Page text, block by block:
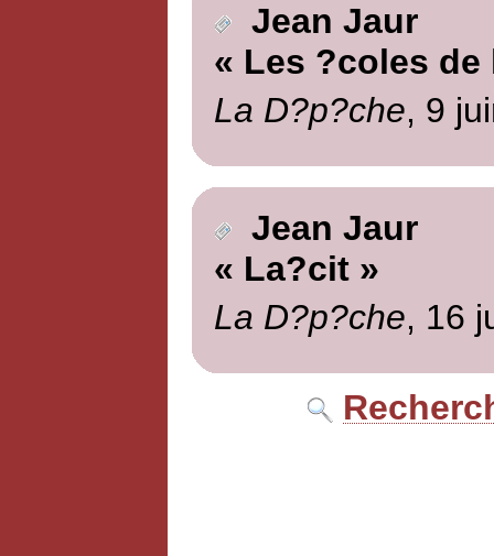
Jean Jaur
« Les ?coles
La D?p?che, 9
Jean Jaur
« La?cit »
La D?p?che, 16